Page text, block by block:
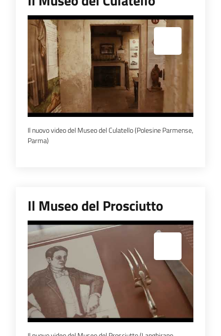
programmi
progetti
Agricoltura
Espandi popup
Il nuovo video del Museo del Culatello (Polesine Parmense,
Parma)
Il Museo del Prosciutto
Espandi popup